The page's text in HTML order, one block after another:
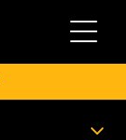
Beralih